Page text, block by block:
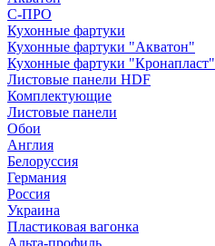
С-ПРО
Кухонные фартуки
Кухонные фартуки "Акватон"
Кухонные фартуки "Кронапласт"
Листовые панели HDF
Комплектующие
Листовые панели
Обои
Англия
Белоруссия
Германия
Россия
Украина
Пластиковая вагонка
Альта-профиль